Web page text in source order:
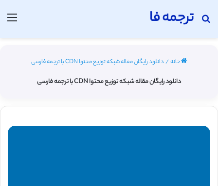
ترجمه فا
جستجو برای
خانه/ دانلود رایگان مقاله شبکه توزیع محتوا CDN با ترجمه فارسی
دانلود رایگان مقاله شبکه توزیع محتوا CDN با ترجمه فارسی